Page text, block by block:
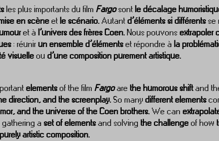
les plus importants du film Fargosontle décalage
en scèneetle scénario.Autantd’éléments si différentsse
et àl’univers des frères Coen.Nous pouvonsextrapoler
: réunirun ensemble d’élémentset répondre àla
visuelleoud’une composition purement artistique.
elementsof the filmFargoarethe humorous shiftand
direction, and the screenplay.So manydifferent elements
and the universe of the Coen brothers.We can
gathering aset of elementsand solvingthe challengeof how
artistic composition.